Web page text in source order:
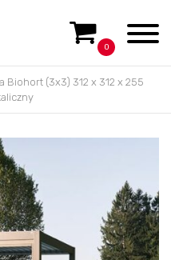
0
Biohort (3x3) 312 x 312 x 255